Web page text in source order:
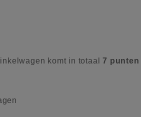
komt in totaal7 punten